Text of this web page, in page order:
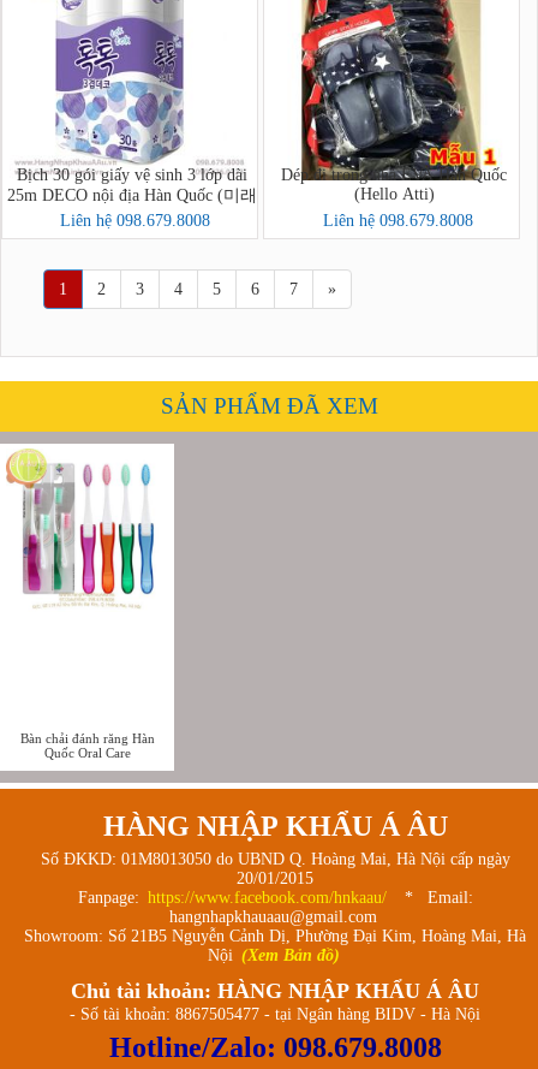
Bịch 30 gói giấy vệ sinh 3 lớp dài
25m DECO nội địa Hàn Quốc (미래
생활 톡톡 3겹 30롤)
Liên hệ 098.679.8008
Dép đi trong nhà EVA Hàn Quốc
(Hello Atti)
Liên hệ 098.679.8008
1 2 3 4 5 6 7 »
SẢN PHẨM ĐÃ XEM
Bàn chải đánh răng Hàn
Quốc Oral Care
HÀNG NHẬP KHẨU Á ÂU
Số ĐKKD: 01M8013050 do UBND Q. Hoàng Mai, Hà Nội cấp ngày
20/01/2015
Fanpage: https://www.facebook.com/hnkaau/
* Email:
hangnhapkhauaau@gmail.com
Showroom: Số 21B5 Nguyễn Cảnh Dị, Phường Đại Kim, Hoàng Mai, Hà
Nội (Xem Bản đồ)
Chủ tài khoản: HÀNG NHẬP KHẨU Á ÂU
- Số tài khoản: 8867505477 - tại Ngân hàng BIDV - Hà Nội
Hotline/Zalo: 098.679.8008